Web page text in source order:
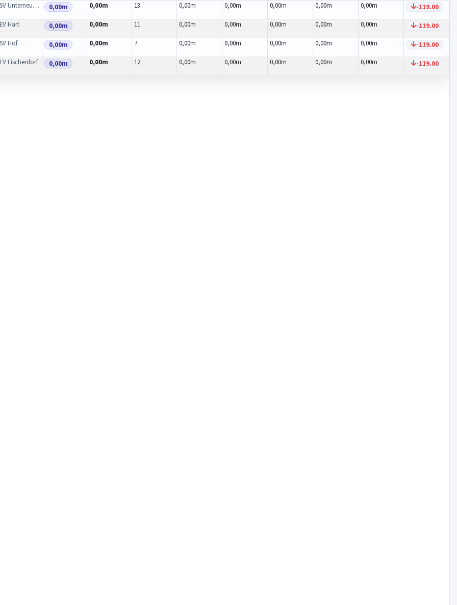
SV Unterneukirchen 0,00m 0,00m 13 0,00m 0,00m 0,00m 0,00m 0,00m -119.00
EV Hart 0,00m 0,00m 11 0,00m 0,00m 0,00m 0,00m 0,00m -119.00
SV Hof 0,00m 0,00m 7 0,00m 0,00m 0,00m 0,00m 0,00m -119.00
EV Fischerdorf 0,00m 0,00m 12 0,00m 0,00m 0,00m 0,00m 0,00m -119.00